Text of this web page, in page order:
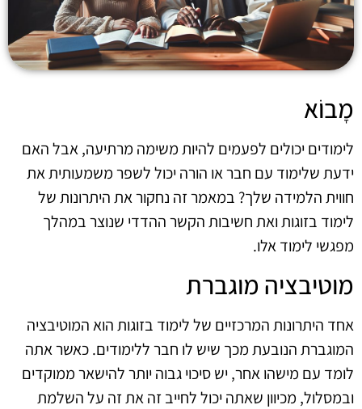
מָבוֹא
לימודים יכולים לפעמים להיות משימה מרתיעה, אבל האם
ידעת שלימוד עם חבר או הורה יכול לשפר משמעותית את
חווית הלמידה שלך? במאמר זה נחקור את היתרונות של
לימוד בזוגות ואת חשיבות הקשר ההדדי שנוצר במהלך
מפגשי לימוד אלו.
מוטיבציה מוגברת
אחד היתרונות המרכזיים של לימוד בזוגות הוא המוטיבציה
המוגברת הנובעת מכך שיש לו חבר ללימודים. כאשר אתה
לומד עם מישהו אחר, יש סיכוי גבוה יותר להישאר ממוקדים
ובמסלול, מכיוון שאתה יכול לחייב זה את זה על השלמת